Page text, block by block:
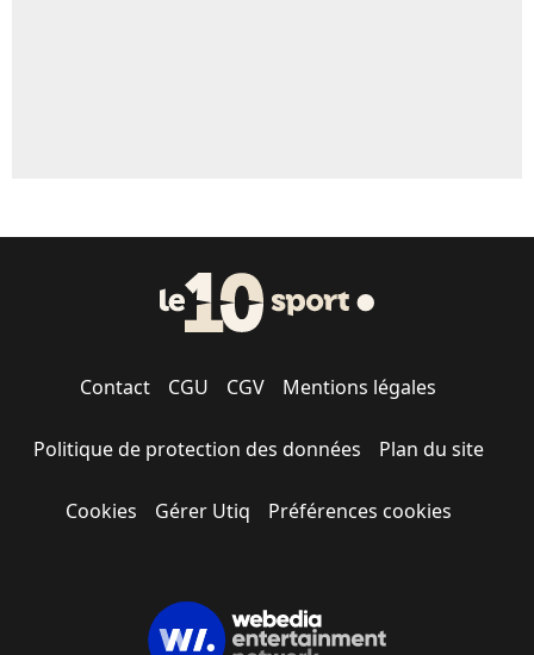
Contact CGU CGV Mentions légales
Politique de protection des données Plan du site
Cookies Gérer Utiq Préférences cookies